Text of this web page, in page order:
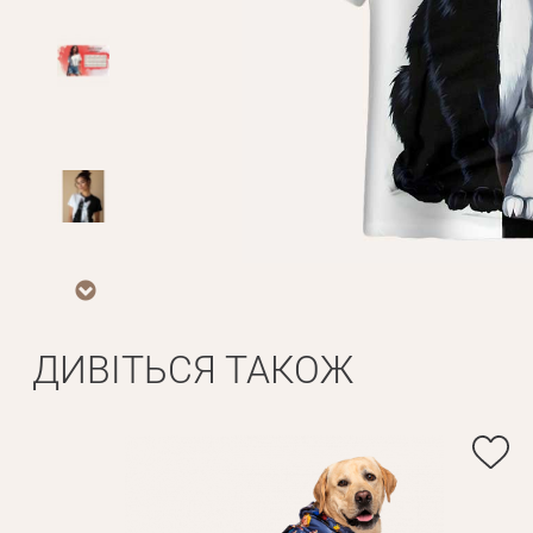
ДИВІТЬСЯ ТАКОЖ
Вам